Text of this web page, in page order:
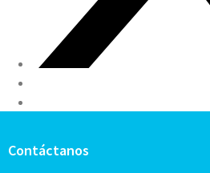
Contáctanos